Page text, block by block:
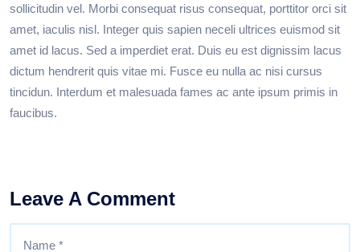
sollicitudin vel. Morbi consequat risus consequat, porttitor orci sit
amet, iaculis nisl. Integer quis sapien neceli ultrices euismod sit
amet id lacus. Sed a imperdiet erat. Duis eu est dignissim lacus
dictum hendrerit quis vitae mi. Fusce eu nulla ac nisi cursus
tincidun. Interdum et malesuada fames ac ante ipsum primis in
faucibus.
Leave A Comment